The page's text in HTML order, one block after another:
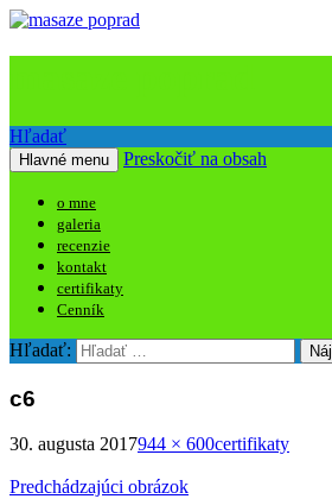
Hľadať
Hlavné menu Preskočiť na obsah
o mne
galeria
recenzie
kontakt
certifikaty
Cenník
Hľadať:
c6
30. augusta 2017944 × 600certifikaty
Predchádzajúci obrázok